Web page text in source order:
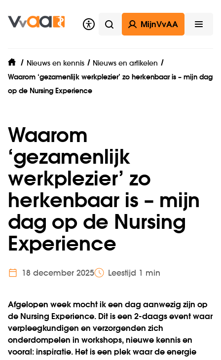
Zoeken
MijnVvAA
home
Nieuws en kennis
Nieuws en artikelen
Waarom ‘gezamenlijk werkplezier’ zo herkenbaar is – mijn dag
op de Nursing Experience
Waarom
‘gezamenlijk
werkplezier’ zo
herkenbaar is – mijn
dag op de Nursing
Experience
18 december 2025 Leestijd 1 min
Afgelopen week mocht ik een dag aanwezig zijn op
de Nursing Experience. Dit is een 2-daags event waar
verpleegkundigen en verzorgenden zich
onderdompelen in workshops, nieuwe kennis en
vooral: inspiratie. Het is een plek waar de energie